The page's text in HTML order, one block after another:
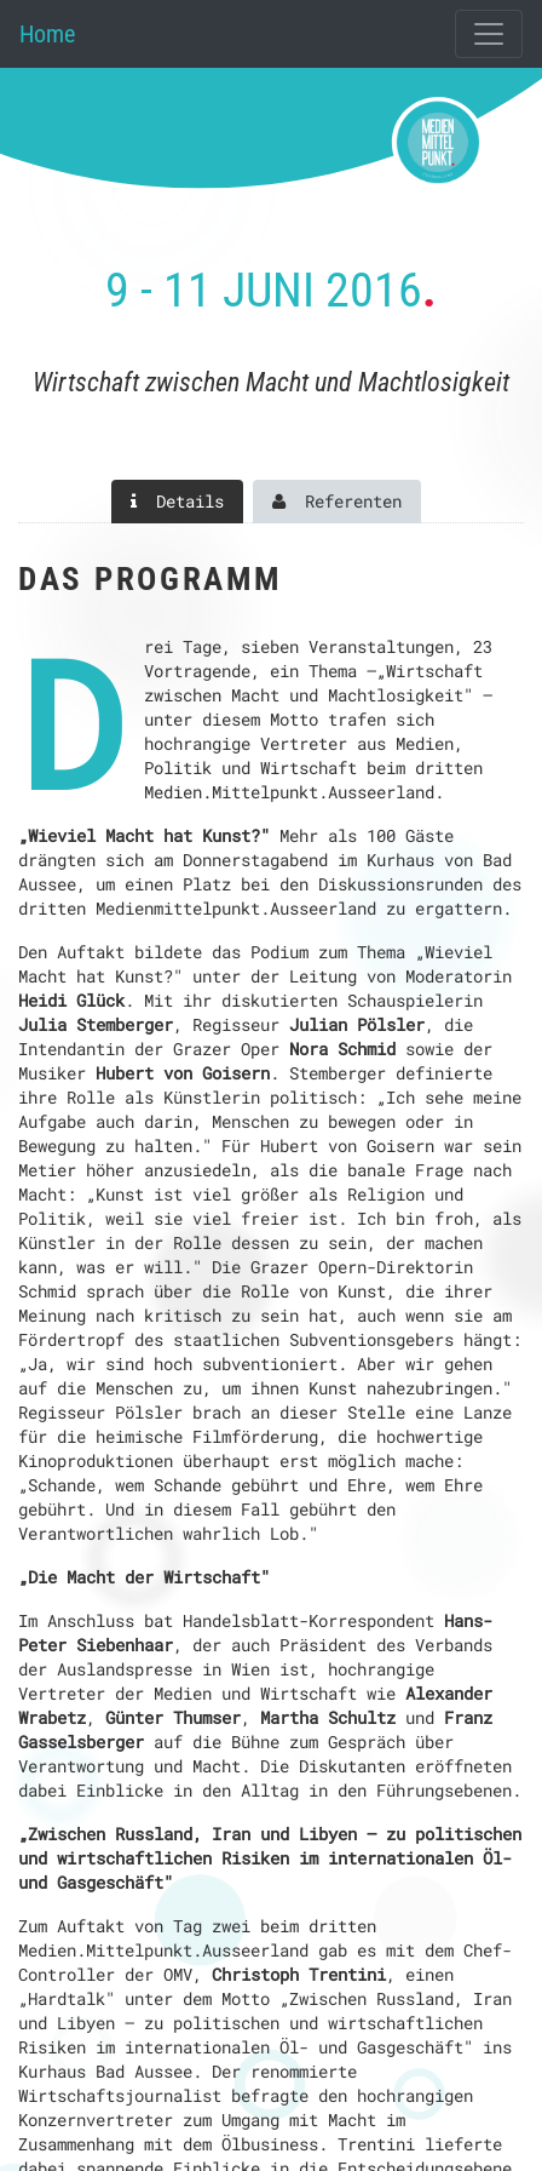
Home
9 - 11 JUNI 2016.
Wirtschaft zwischen Macht und Machtlosigkeit
Details Referenten
DAS PROGRAMM
D
rei Tage, sieben Veranstaltungen, 23
Vortragende, ein Thema –„Wirtschaft
zwischen Macht und Machtlosigkeit" –
unter diesem Motto trafen sich
hochrangige Vertreter aus Medien,
Politik und Wirtschaft beim dritten
Medien.Mittelpunkt.Ausseerland.
„Wieviel Macht hat Kunst?" Mehr als 100 Gäste
drängten sich am Donnerstagabend im Kurhaus von Bad
Aussee, um einen Platz bei den Diskussionsrunden des
dritten Medienmittelpunkt.Ausseerland zu ergattern.
Den Auftakt bildete das Podium zum Thema „Wieviel
Macht hat Kunst?" unter der Leitung von Moderatorin
Heidi Glück. Mit ihr diskutierten Schauspielerin
Julia Stemberger, Regisseur Julian Pölsler, die
Intendantin der Grazer Oper Nora Schmid sowie der
Musiker Hubert von Goisern. Stemberger definierte
ihre Rolle als Künstlerin politisch: „Ich sehe meine
Aufgabe auch darin, Menschen zu bewegen oder in
Bewegung zu halten." Für Hubert von Goisern war sein
Metier höher anzusiedeln, als die banale Frage nach
Macht: „Kunst ist viel größer als Religion und
Politik, weil sie viel freier ist. Ich bin froh, als
Künstler in der Rolle dessen zu sein, der machen
kann, was er will." Die Grazer Opern-Direktorin
Schmid sprach über die Rolle von Kunst, die ihrer
Meinung nach kritisch zu sein hat, auch wenn sie am
Fördertropf des staatlichen Subventionsgebers hängt:
„Ja, wir sind hoch subventioniert. Aber wir gehen
auf die Menschen zu, um ihnen Kunst nahezubringen."
Regisseur Pölsler brach an dieser Stelle eine Lanze
für die heimische Filmförderung, die hochwertige
Kinoproduktionen überhaupt erst möglich mache:
„Schande, wem Schande gebührt und Ehre, wem Ehre
gebührt. Und in diesem Fall gebührt den
Verantwortlichen wahrlich Lob."
„Die Macht der Wirtschaft"
Im Anschluss bat Handelsblatt-Korrespondent Hans-
Peter Siebenhaar, der auch Präsident des Verbands
der Auslandspresse in Wien ist, hochrangige
Vertreter der Medien und Wirtschaft wie Alexander
Wrabetz, Günter Thumser, Martha Schultz und Franz
Gasselsberger auf die Bühne zum Gespräch über
Verantwortung und Macht. Die Diskutanten eröffneten
dabei Einblicke in den Alltag in den Führungsebenen.
„Zwischen Russland, Iran und Libyen – zu politischen
und wirtschaftlichen Risiken im internationalen Öl-
und Gasgeschäft"
Zum Auftakt von Tag zwei beim dritten
Medien.Mittelpunkt.Ausseerland gab es mit dem Chef-
Controller der OMV, Christoph Trentini, einen
„Hardtalk" unter dem Motto „Zwischen Russland, Iran
und Libyen – zu politischen und wirtschaftlichen
Risiken im internationalen Öl- und Gasgeschäft" ins
Kurhaus Bad Aussee. Der renommierte
Wirtschaftsjournalist befragte den hochrangigen
Konzernvertreter zum Umgang mit Macht im
Zusammenhang mit dem Ölbusiness. Trentini lieferte